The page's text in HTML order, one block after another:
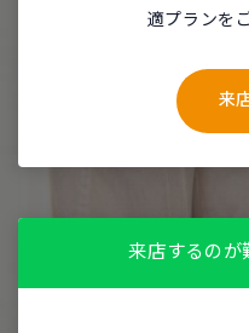
適プランを
来
来店するのが